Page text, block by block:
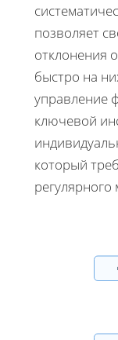
позволяет
отклонения
быстро на
управление
ключевой
который